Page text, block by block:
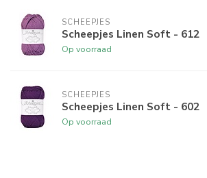
SCHEEPJES
Scheepjes Linen Soft - 612
Op voorraad
SCHEEPJES
Scheepjes Linen Soft - 602
Op voorraad